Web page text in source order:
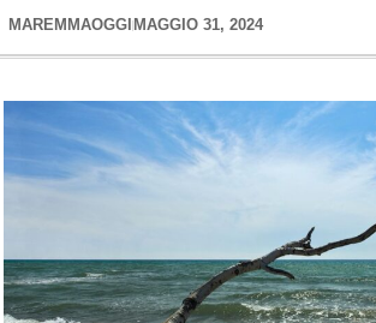
MAREMMAOGGI MAGGIO 31, 2024